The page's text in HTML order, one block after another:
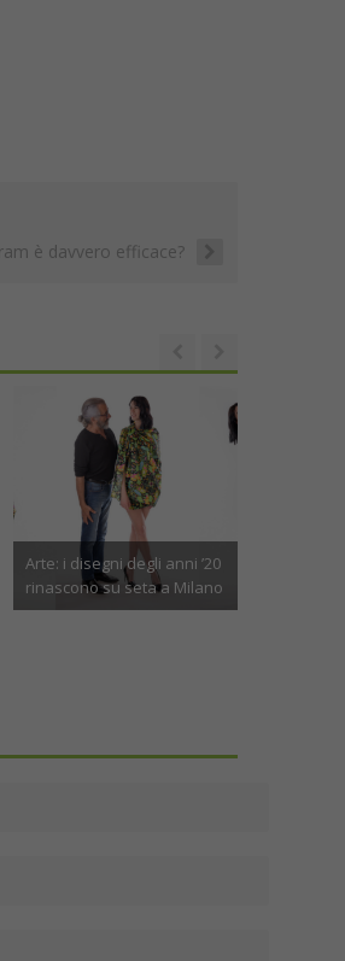
è davvero efficace?
Arriva L’Armadio di Fido, il
podcast che racconta
l’amore per i cani ed il loro
abbigliamento